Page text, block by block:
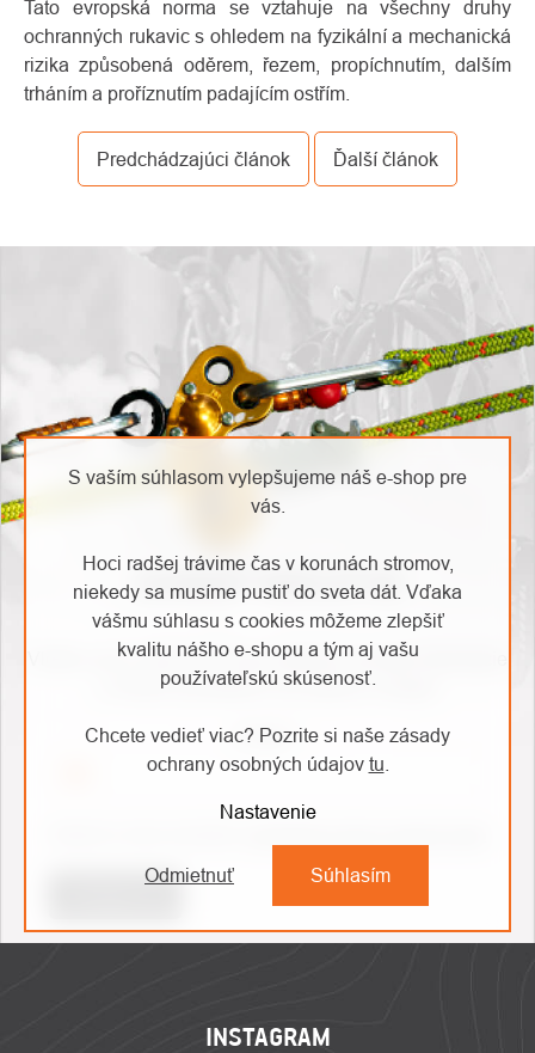
S vaším súhlasom vylepšujeme náš e-shop pre
vás.
Hoci radšej trávime čas v korunách stromov,
niekedy sa musíme pustiť do sveta dát. Vďaka
vášmu súhlasu s cookies môžeme zlepšiť
kvalitu nášho e-shopu a tým aj vašu
používateľskú skúsenosť.
Chcete vedieť viac? Pozrite si naše zásady
ochrany osobných údajov tu
Nastavenie
Odmietnuť Súhlasím
O
nás
Kontakty
Tato evropská norma se vztahuje na všechny druhy
ochranných rukavic s ohledem na fyzikální a mechanická
rizika způsobená oděrem, řezem, propíchnutím, dalším
trháním a proříznutím padajícím ostřím.
Predchádzajúci článok Ďalší článok
ODOBERAŤ NEWSLETTER
Vložte svoj e-mail a my Vám budeme zasielať informácie
o nových produktoch na našom e-shope.
Email
INSTAGRAM